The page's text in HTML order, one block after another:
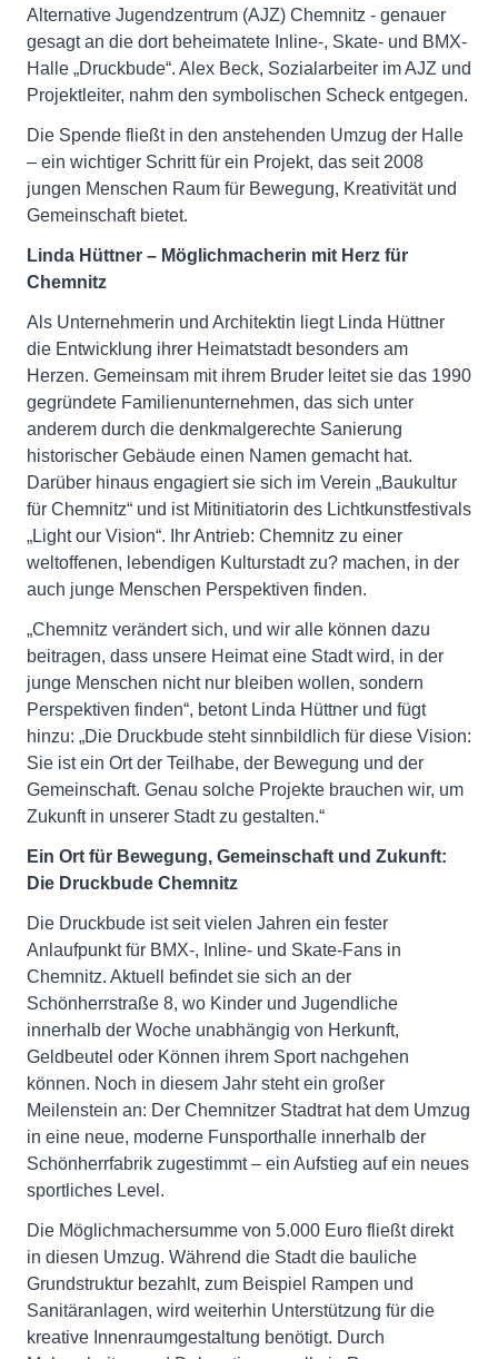
Alternative Jugendzentrum (AJZ) Chemnitz - genauer
gesagt an die dort beheimatete Inline-, Skate- und BMX-
Halle „Druckbude“. Alex Beck, Sozialarbeiter im AJZ und
Projektleiter, nahm den symbolischen Scheck entgegen.
Die Spende fließt in den anstehenden Umzug der Halle
– ein wichtiger Schritt für ein Projekt, das seit 2008
jungen Menschen Raum für Bewegung, Kreativität und
Gemeinschaft bietet.
Linda Hüttner – Möglichmacherin mit Herz für
Chemnitz
Als Unternehmerin und Architektin liegt Linda Hüttner
die Entwicklung ihrer Heimatstadt besonders am
Herzen. Gemeinsam mit ihrem Bruder leitet sie das 1990
gegründete Familienunternehmen, das sich unter
anderem durch die denkmalgerechte Sanierung
historischer Gebäude einen Namen gemacht hat.
Darüber hinaus engagiert sie sich im Verein „Baukultur
für Chemnitz“ und ist Mitinitiatorin des Lichtkunstfestivals
„Light our Vision“. Ihr Antrieb: Chemnitz zu einer
weltoffenen, lebendigen Kulturstadt zu? machen, in der
auch junge Menschen Perspektiven finden.
„Chemnitz verändert sich, und wir alle können dazu
beitragen, dass unsere Heimat eine Stadt wird, in der
junge Menschen nicht nur bleiben wollen, sondern
Perspektiven finden“, betont Linda Hüttner und fügt
hinzu: „Die Druckbude steht sinnbildlich für diese Vision:
Sie ist ein Ort der Teilhabe, der Bewegung und der
Gemeinschaft. Genau solche Projekte brauchen wir, um
Zukunft in unserer Stadt zu gestalten.“
Ein Ort für Bewegung, Gemeinschaft und Zukunft:
Die Druckbude Chemnitz
Die Druckbude ist seit vielen Jahren ein fester
Anlaufpunkt für BMX-, Inline- und Skate-Fans in
Chemnitz. Aktuell befindet sie sich an der
Schönherrstraße 8, wo Kinder und Jugendliche
innerhalb der Woche unabhängig von Herkunft,
Geldbeutel oder Können ihrem Sport nachgehen
können. Noch in diesem Jahr steht ein großer
Meilenstein an: Der Chemnitzer Stadtrat hat dem Umzug
in eine neue, moderne Funsporthalle innerhalb der
Schönherrfabrik zugestimmt – ein Aufstieg auf ein neues
sportliches Level.
Die Möglichmachersumme von 5.000 Euro fließt direkt
in diesen Umzug. Während die Stadt die bauliche
Grundstruktur bezahlt, zum Beispiel Rampen und
Sanitäranlagen, wird weiterhin Unterstützung für die
kreative Innenraumgestaltung benötigt. Durch